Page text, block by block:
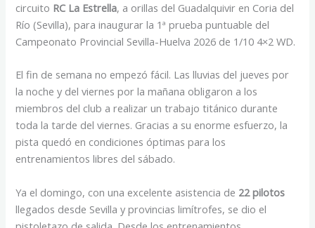
circuito RC La Estrella, a orillas del Guadalquivir en Coria del
Río (Sevilla), para inaugurar la 1ª prueba puntuable del
Campeonato Provincial Sevilla-Huelva 2026 de 1/10 4×2 WD.
El fin de semana no empezó fácil. Las lluvias del jueves por
la noche y del viernes por la mañana obligaron a los
miembros del club a realizar un trabajo titánico durante
toda la tarde del viernes. Gracias a su enorme esfuerzo, la
pista quedó en condiciones óptimas para los
entrenamientos libres del sábado.
Ya el domingo, con una excelente asistencia de 22 pilotos
llegados desde Sevilla y provincias limítrofes, se dio el